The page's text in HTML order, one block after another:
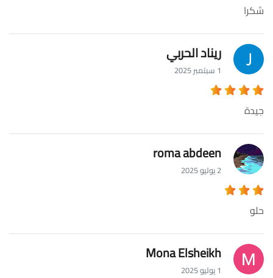
شكرا
ريناد الحربي
1 سبتمبر 2025
جيدة
roma abdeen
2 يوليو 2025
حلو
Mona Elsheikh
1 يوليو 2025